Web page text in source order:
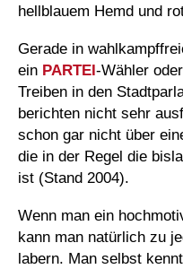
hellblauem Hemd und
Gerade in
ein PARTEI-Wähler
Treiben in den
berichten nicht sehr
schon gar nicht über
die in der Regel die
ist (Stand 2004).
Wenn man ein
kann man natürlich zu
labern. Man selbst